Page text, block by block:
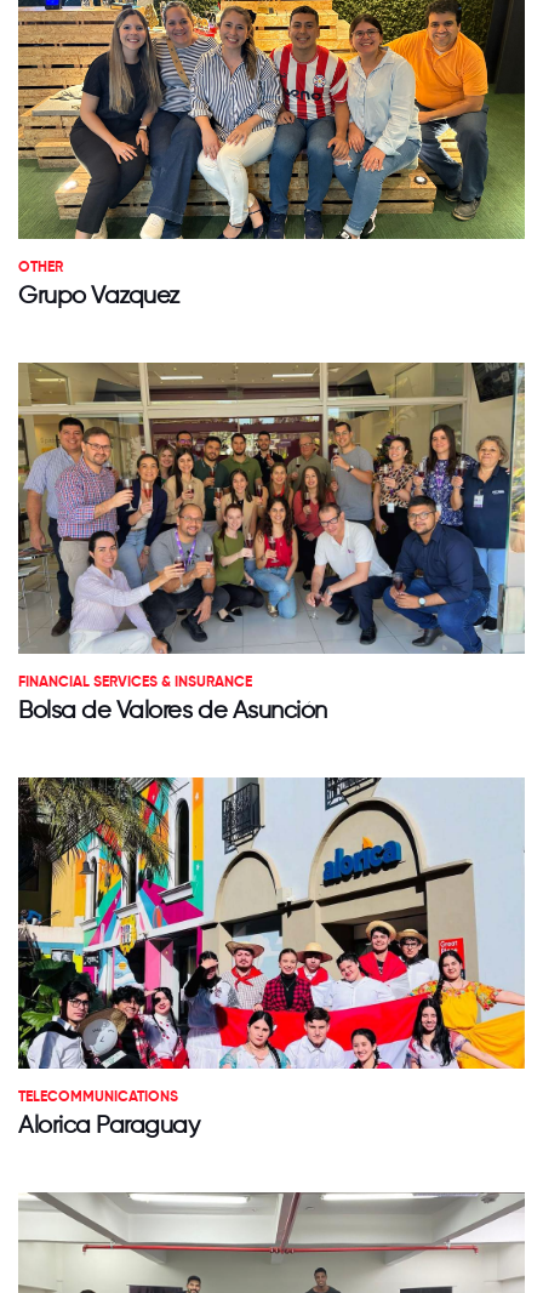
OTHER
Grupo Vazquez
FINANCIAL SERVICES & INSURANCE
Bolsa de Valores de Asunción
TELECOMMUNICATIONS
Alorica Paraguay